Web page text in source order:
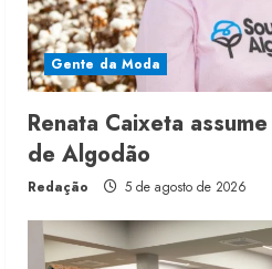
Gente da Moda
Renata Caixeta
de Algodão
Redação 5 de agosto de 2026